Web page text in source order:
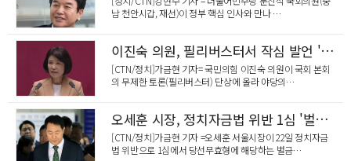
남 천안시갑, 재선)이 정부 핵심 인사와 만나 …
이진숙 의원, 필리버스터서 작심 발언 '특검 정치보복·일당 독주 멈춰야'
[CTN/정치]가금현 기자= 국민의힘 이진숙 의원이 국회 본회
의 무제한 토론(필리버스터) 단상에 올라 야당의…
오세훈 시장, 정치자금법 위반 1심 '벌금 1,000만 원'에 강하게 반발
[CTN/정치]가금현 기자 =오세훈 서울시장이 22일 정치자금
법 위반으로 1심에서 당선무효형에 해당하는 벌금…